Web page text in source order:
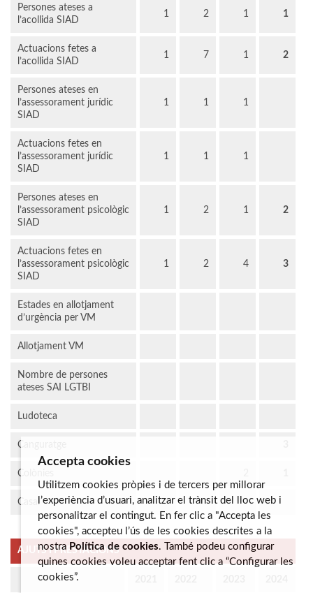
Persones ateses a
l’acollida SIAD
1 2 1 1
Actuacions fetes a
l’acollida SIAD
1 7 1 2
Persones ateses en
l’assessorament jurídic
SIAD
1 1 1
Actuacions fetes en
l’assessorament jurídic
SIAD
1 1 1
Persones ateses en
l’assessorament psicològic
SIAD
1 2 1 2
Actuacions fetes en
l’assessorament psicològic
SIAD
1 2 4 3
Estades en allotjament
d’urgència per VM
Allotjament VM
Nombre de persones
ateses SAI LGTBI
Ludoteca
Canguratge
Colònies
Casal
AJUTS I PRESTACIONS
Accepta cookies
Utilitzem cookies pròpies i de tercers per millorar
l’experiència d’usuari, analitzar el trànsit del lloc web i
personalitzar el contingut. En fer clic a "Accepta les
cookies", accepteu l’ús de les cookies descrites a la
nostra Política de cookies. També podeu configurar
quines cookies voleu acceptar fent clic a “Configurar les
cookies”.